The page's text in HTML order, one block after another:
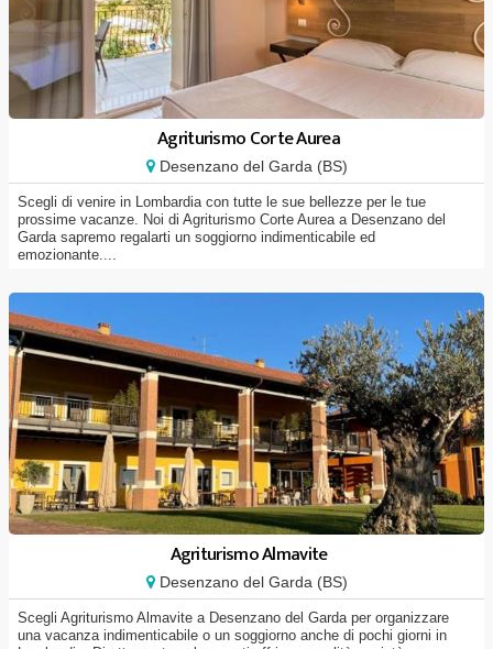
Agriturismo Corte Aurea
Desenzano del Garda (BS)
Scegli di venire in Lombardia con tutte le sue bellezze per le tue
prossime vacanze. Noi di Agriturismo Corte Aurea a Desenzano del
Garda sapremo regalarti un soggiorno indimenticabile ed
emozionante....
Agriturismo Almavite
Desenzano del Garda (BS)
Scegli Agriturismo Almavite a Desenzano del Garda per organizzare
una vacanza indimenticabile o un soggiorno anche di pochi giorni in